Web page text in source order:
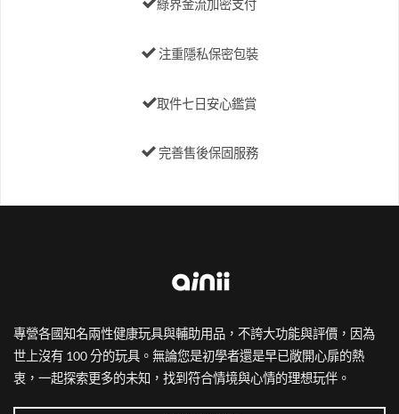
綠界金流加密支付
注重隱私保密包裝
取件七日安心鑑賞
完善售後保固服務
專營各國知名兩性健康玩具與輔助用品，不誇大功能與評價，因為
世上沒有 100 分的玩具。無論您是初學者還是早已敞開心扉的熱
衷，一起探索更多的未知，找到符合情境與心情的理想玩伴。